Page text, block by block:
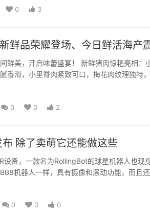
0 3
鲜品荣耀登场、今日鲜活海产
鲜美，开启味蕾盛宴！ 新鲜猪肉惊艳亮相：
香滑，小里脊肉紧致可口，梅花肉纹理独特
0 0 2
除了卖萌它还能做这些
设备，一款名为RollingBot的球星机器人也现
机器人一样，具有摄像和滚动功能，而且
0 0 0